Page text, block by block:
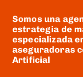
Somos una
estrategia de
especializada
aseguradoras
Artificial